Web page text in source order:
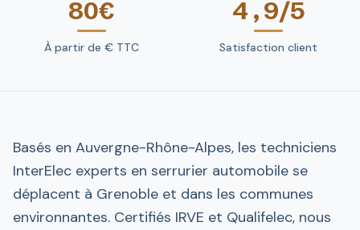
80€
À partir de € TTC
4,9/5
Satisfaction client
Basés en Auvergne-Rhône-Alpes, les techniciens
InterElec experts en serrurier automobile se
déplacent à Grenoble et dans les communes
environnantes. Certifiés IRVE et Qualifelec, nous